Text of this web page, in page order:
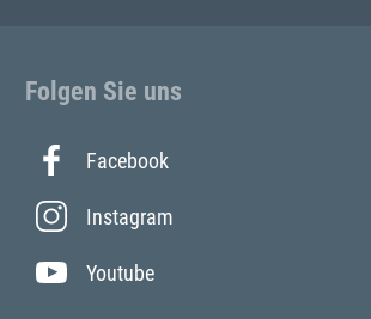
Folgen Sie uns
Facebook
Instagram
Youtube